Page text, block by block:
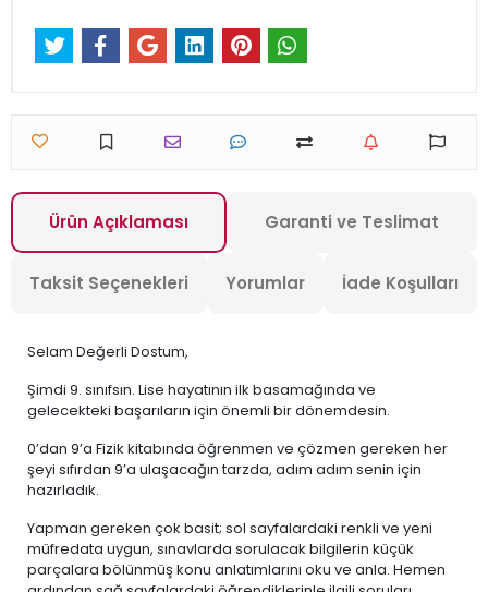
Ürün Açıklaması Garanti ve Teslimat
Taksit Seçenekleri Yorumlar İade Koşulları
Selam Değerli Dostum,
Şimdi 9. sınıfsın. Lise hayatının ilk basamağında ve
gelecekteki başarıların için önemli bir dönemdesin.
0’dan 9’a Fizik kitabında öğrenmen ve çözmen gereken her
şeyi sıfırdan 9’a ulaşacağın tarzda, adım adım senin için
hazırladık.
Yapman gereken çok basit; sol sayfalardaki renkli ve yeni
müfredata uygun, sınavlarda sorulacak bilgilerin küçük
parçalara bölünmüş konu anlatımlarını oku ve anla. Hemen